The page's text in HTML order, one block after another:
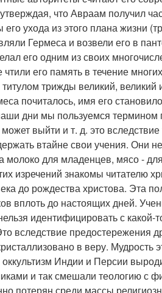
что Авраам получил
ухода из этого плана жизни
Гермеса и возвели его в
его одним из своих
чтили его память в течение
трижды великий, великий
почиталось, имя его
дни мы пользуемся термином
выйти и т. д. это
втайне свои учения. Они
молоко для младенцев, мясо -
изречений знакомы читателю
до рождества христова. Эта
вплоть до настоящих дней.
идентифицировать с
вследствие предостережения
в веру.
Индии и Персии
и так смешали теологию с